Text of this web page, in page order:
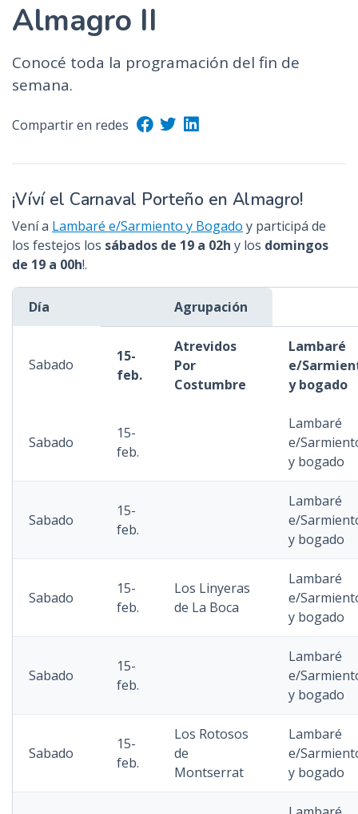
Almagro II
Conocé toda la programación del fin de
semana.
Compartir en redes
¡Víví el Carnaval Porteño en Almagro!
Vení a Lambaré e/Sarmiento y Bogado y participá de
los festejos los sábados de 19 a 02h y los domingos
de 19 a 00h!.
Día Agrupación
Sabado
15-
feb.
Atrevidos
Por
Costumbre
Lambaré
e/
y bogado
Sabado
15-
feb.
Lambaré
e/
y bogado
Sabado
15-
feb.
Lambaré
e/
y bogado
Sabado
15-
feb.
Los Linyeras
de La Boca
Lambaré
e/
y bogado
Sabado
15-
feb.
Lambaré
e/
y bogado
Sabado
15-
feb.
Los Rotosos
de
Montserrat
Lambaré
e/
y bogado